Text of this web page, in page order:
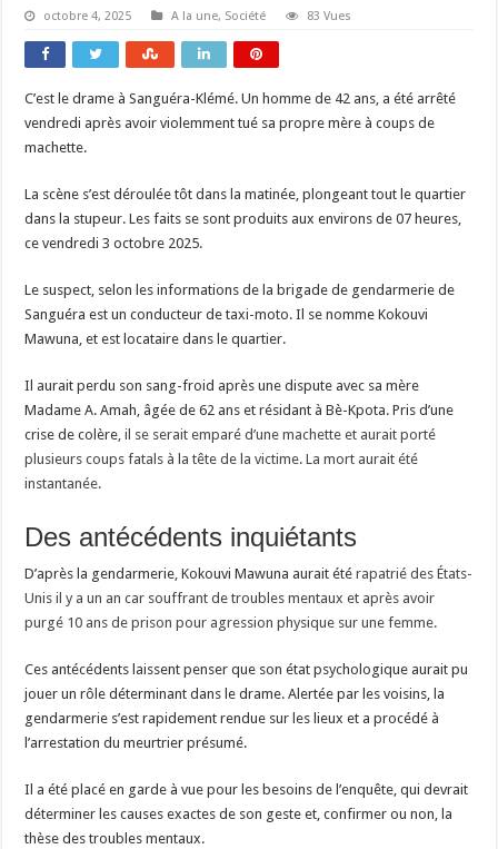
octobre 4, 2025 A la une, Société 83 Vues
C’est le drame à Sanguéra-Klémé. Un homme de 42 ans, a été arrêté
vendredi après avoir violemment tué sa propre mère à coups de
machette.
La scène s’est déroulée tôt dans la matinée, plongeant tout le quartier
dans la stupeur. Les faits se sont produits aux environs de 07 heures,
ce vendredi 3 octobre 2025.
Le suspect, selon les informations de la brigade de gendarmerie de
Sanguéra est un conducteur de taxi-moto. Il se nomme Kokouvi
Mawuna, et est locataire dans le quartier.
Il aurait perdu son sang-froid après une dispute avec sa mère
Madame A. Amah, âgée de 62 ans et résidant à Bè-Kpota. Pris d’une
crise de colère, il se serait emparé d’une machette et aurait porté
plusieurs coups fatals à la tête de la victime. La mort aurait été
instantanée.
Des antécédents inquiétants
D’après la gendarmerie, Kokouvi Mawuna aurait étérapatrié des États-
Unis il y a un an car souffrant de troubles mentaux et après avoir
purgé 10 ans de prison pour agression physique sur une femme.
Ces antécédents laissent penser que son état psychologique aurait pu
jouer un rôle déterminant dans le drame. Alertée par les voisins, la
gendarmerie s’est rapidement rendue sur les lieux et a procédé à
l’arrestation du meurtrier présumé.
Il a été placé en garde à vue pour les besoins de l’enquête, qui devrait
déterminer les causes exactes de son geste et, confirmer ou non, la
thèse des troubles mentaux.